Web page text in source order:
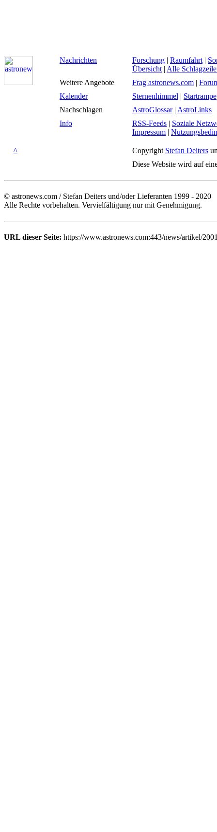
Nachrichten Forschung | Raumfahrt |
Übersicht | Alle
Weitere Angebote
Frag astronews.com |
Kalender
Sternenhimmel | Startrampe
Nachschlagen
AstroGlossar| AstroLinks
Info
RSS-Feeds | Soziale
Impressum |
^ Copyright Stefan Deiters
Diese Website wird auf
© astronews.com / Stefan Deiters und/oder Lieferanten 1999 - 2020
Alle Rechte vorbehalten. Vervielfältigung nur mit Genehmigung.
URL dieser Seite: https://www.astronews.com:443/news/artikel/